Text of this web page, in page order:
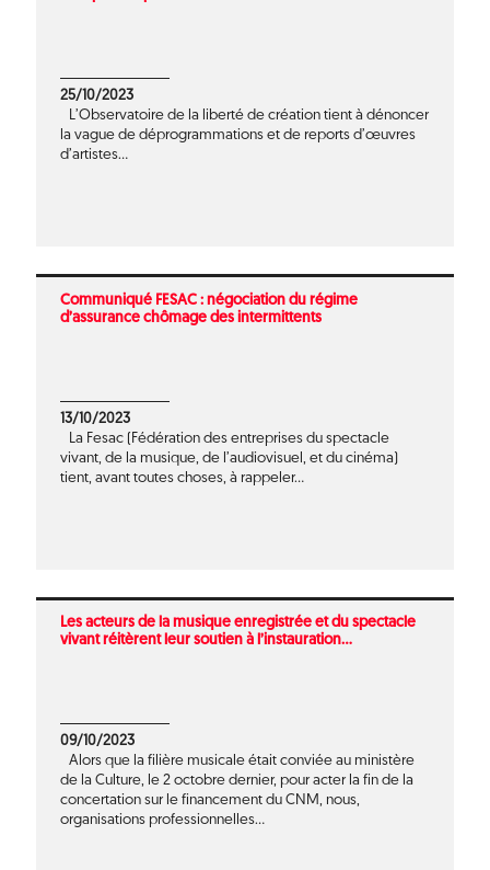
25/10/2023
L’Observatoire de la liberté de création tient à dénoncer
la vague de déprogrammations et de reports d’œuvres
d’artistes...
Communiqué FESAC : négociation du régime
d’assurance chômage des intermittents
13/10/2023
La Fesac (Fédération des entreprises du spectacle
vivant, de la musique, de l’audiovisuel, et du cinéma)
tient, avant toutes choses, à rappeler...
Les acteurs de la musique enregistrée et du spectacle
vivant réitèrent leur soutien à l’instauration...
09/10/2023
Alors que la filière musicale était conviée au ministère
de la Culture, le 2 octobre dernier, pour acter la fin de la
concertation sur le financement du CNM, nous,
organisations professionnelles...